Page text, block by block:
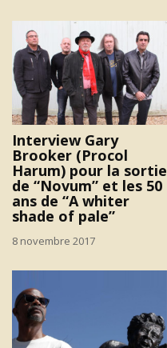
Interview Gary
Brooker (Procol
Harum) pour la sortie
de “Novum” et les 50
ans de “A whiter
shade of pale”
8 novembre 2017